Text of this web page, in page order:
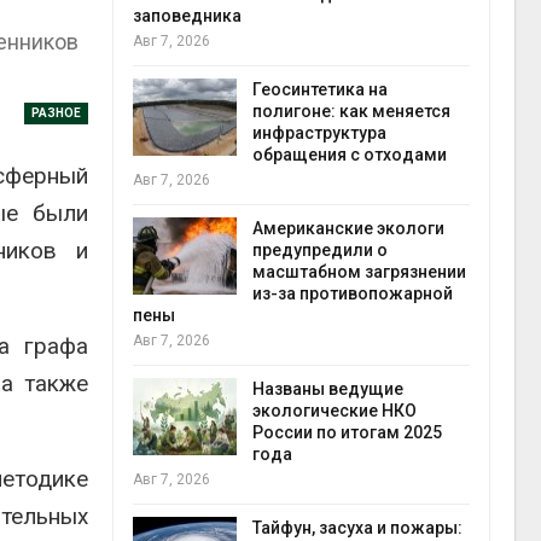
РАЗНОЕ
были
и
графа
также
может
в
без
вес
заповедника
Авг 7, 2026
Геосинтетика на
полигоне: как меняется
инфраструктура
обращения с отходами
Авг 7, 2026
Американские экологи
предупредили о
масштабном загрязнении
из-за противопожарной
пены
Авг 7, 2026
Названы ведущие
экологические НКО
России по итогам 2025
года
Авг 7, 2026
Тайфун, засуха и пожары: